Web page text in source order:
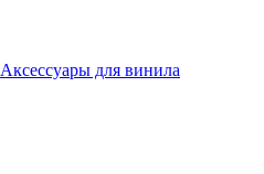
Аксессуары для винила